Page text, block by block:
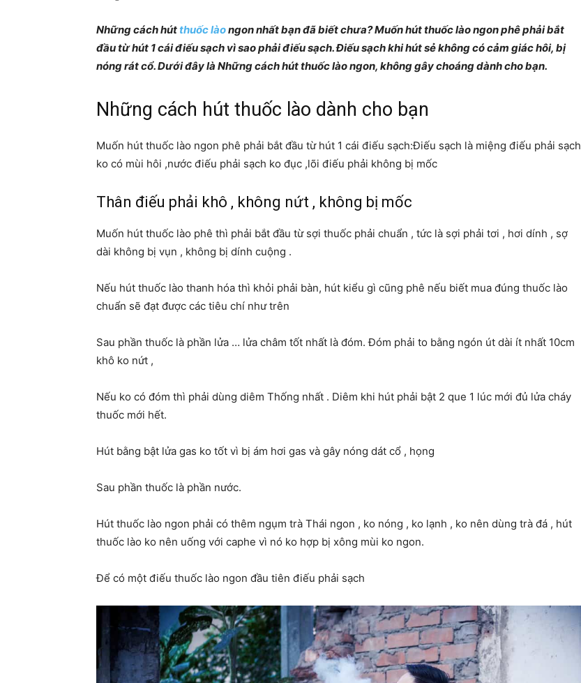
vị
chúng
Những cách hút thuốc làongon nhất bạn đã biết chưa? Muốn hút thuốc lào ngon phê phải bắt
đầu từ hút 1 cái điếu sạch vì sao phải điếu sạch. Điếu sạch khi hút sẻ không có cảm giác hôi, bị
nóng rát cổ. Dưới đây là Những cách hút thuốc lào ngon, không gây choáng dành cho bạn.
Những cách hút thuốc lào dành cho bạn
Muốn hút thuốc lào ngon phê phải bắt đầu từ hút 1 cái điếu sạch:Điếu sạch là miệng điếu phải sạch
ko có mùi hôi ,nước điếu phải sạch ko đục ,lõi điếu phải không bị mốc
Thân điếu phải khô , không nứt , không bị mốc
Muốn hút thuốc lào phê thì phải bắt đầu từ sợi thuốc phải chuẩn , tức là sợi phải tơi , hơi dính , sợ
dài không bị vụn , không bị dính cuộng .
Nếu hút thuốc lào thanh hóa thì khỏi phải bàn, hút kiểu gì cũng phê nếu biết mua đúng thuốc lào
chuẩn sẽ đạt được các tiêu chí như trên
Sau phần thuốc là phần lửa … lửa châm tốt nhất là đóm. Đóm phải to bằng ngón út dài ít nhất 10cm
khô ko nứt ,
Nếu ko có đóm thì phải dùng diêm Thống nhất . Diêm khi hút phải bật 2 que 1 lúc mới đủ lửa cháy
thuốc mới hết.
Hút bằng bật lửa gas ko tốt vì bị ám hơi gas và gây nóng dát cổ , họng
Sau phần thuốc là phần nước.
Hút thuốc lào ngon phải có thêm ngụm trà Thái ngon , ko nóng , ko lạnh , ko nên dùng trà đá , hút
thuốc lào ko nên uống với caphe vì nó ko hợp bị xông mùi ko ngon.
Để có một điếu thuốc lào ngon đầu tiên điếu phải sạch